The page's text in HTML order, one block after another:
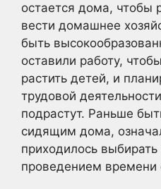
остается дома, чтобы
вести домашнее
быть
оставили работу,
растить детей, и
трудовой
подрастут. Раньше
сидящим дома,
приходилось
проведением времени